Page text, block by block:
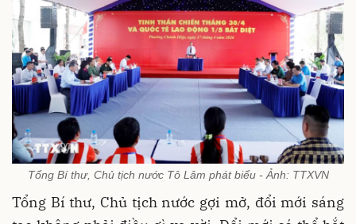
Tổng Bí thư, Chủ tịch nước Tô Lâm phát biểu - Ảnh: TTXVN
Tổng Bí thư, Chủ tịch nước gợi mở, đổi mới sáng